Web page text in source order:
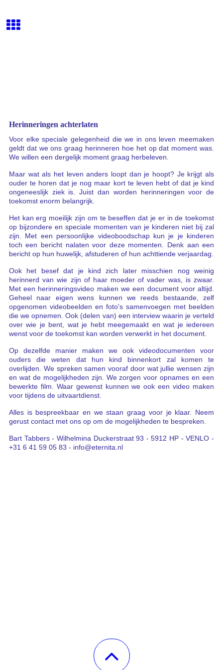
Herinneringen achterlaten
Voor elke speciale gelegenheid die we in ons leven meemaken
geldt dat we ons graag herinneren hoe het op dat moment was.
We willen een dergelijk moment graag herbeleven.
Maar wat als het leven anders loopt dan je hoopt? Je krijgt als
ouder te horen dat je nog maar kort te leven hebt of dat je kind
ongeneeslijk ziek is. Juist dan worden herinneringen voor de
toekomst enorm belangrijk.
Het kan erg moeilijk zijn om te beseffen dat je er in de toekomst
op bijzondere en speciale momenten van je kinderen niet bij zal
zijn. Met een persoonlijke videoboodschap kun je je kinderen
toch een bericht nalaten voor deze momenten. Denk aan een
bericht op hun huwelijk, afstuderen of hun achttiende verjaardag.
Ook het besef dat je kind zich later misschien nog weinig
herinnerd van wie zijn of haar moeder of vader was, is zwaar.
Met een herinneringsvideo maken we een document voor altijd.
Geheel naar eigen wens kunnen we reeds bestaande, zelf
opgenomen videobeelden en foto's samenvoegen met beelden
die we opnemen. Ook (delen van) een interview waarin je verteld
over wie je bent, wat je hebt meegemaakt en wat je iedereen
wenst voor de toekomst kan worden verwerkt in het document.
Op dezelfde manier maken we ook videodocumenten voor
ouders die weten dat hun kind binnenkort zal komen te
overlijden. We spreken samen vooraf door wat jullie wensen zijn
en wat de mogelijkheden zijn. We zorgen voor opnames en een
bewerkte film. Waar gewenst kunnen we ook een video maken
voor tijdens de uitvaartdienst.
Alles is bespreekbaar en we staan graag voor je klaar. Neem
gerust contact met ons op om de mogelijkheden te bespreken.
Bart Tabbers - Wilhelmina Duckerstraat 93 - 5912 HP - VENLO -
+31 6 41 59 05 83 - info@eternita.nl